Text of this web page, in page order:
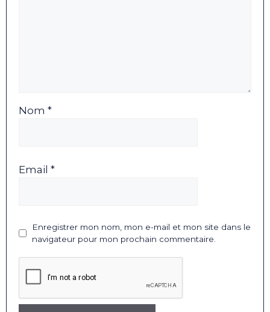
Nom *
Email *
Enregistrer mon nom, mon e-mail et mon site dans le
navigateur pour mon prochain commentaire.